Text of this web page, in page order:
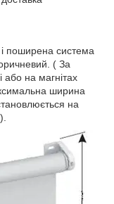
поширена система
( За
або на магнітах
ширина
на